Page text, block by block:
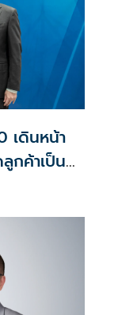
เดินหน้า
กค้าเป็น